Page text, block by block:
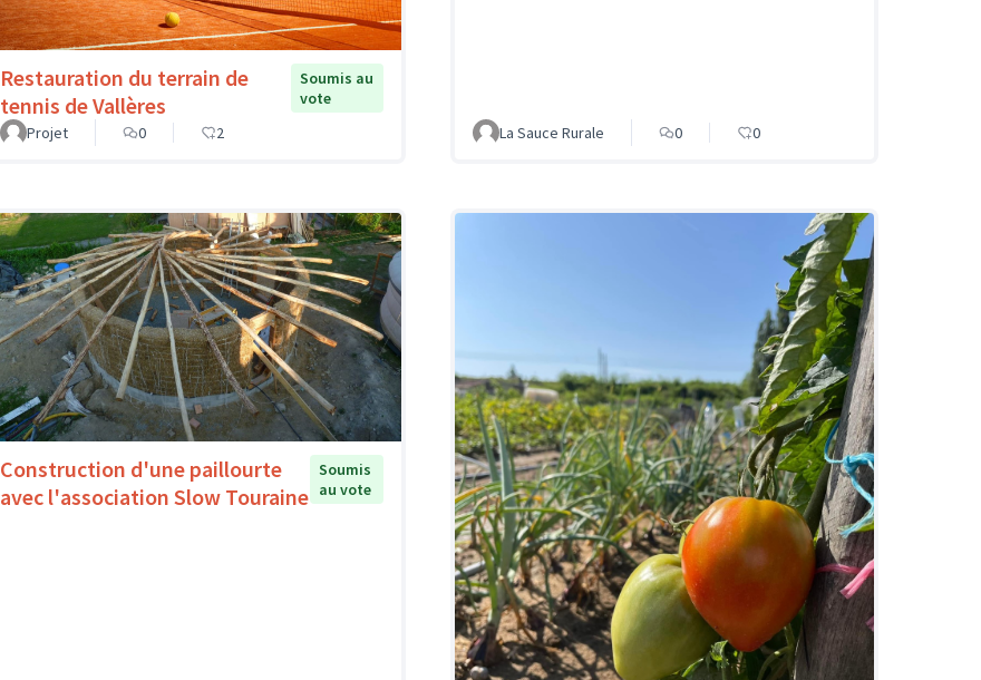
Restauration du terrain de
tennis de Vallères
Soumis au
vote
Projet
0 2 La Sauce Rurale 0 0
Construction d'une paillourte
avec l'association Slow Touraine
Soumis
au vote